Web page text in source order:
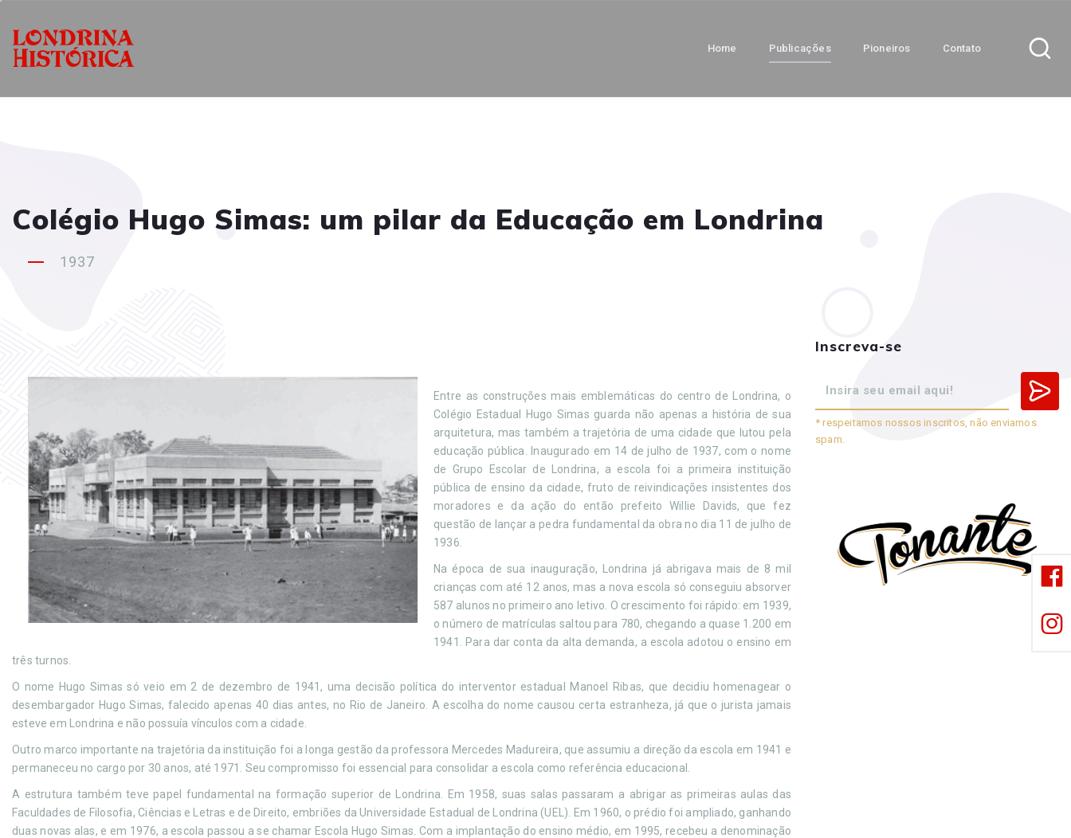
Home Publicações Pioneiros Contato
Colégio Hugo Simas: um pilar da Educação em Londrina
1937
Entre as construções mais emblemáticas do centro de Londrina, o
Colégio Estadual Hugo Simas guarda não apenas a história de sua
arquitetura, mas também a trajetória de uma cidade que lutou pela
educação pública. Inaugurado em 14 de julho de 1937, com o nome
de Grupo Escolar de Londrina, a escola foi a primeira instituição
pública de ensino da cidade, fruto de reivindicações insistentes dos
moradores e da ação do então prefeito Willie Davids, que fez
questão de lançar a pedra fundamental da obra no dia 11 de julho de
1936.
Na época de sua inauguração, Londrina já abrigava mais de 8 mil
crianças com até 12 anos, mas a nova escola só conseguiu absorver
587 alunos no primeiro ano letivo. O crescimento foi rápido: em 1939,
o número de matrículas saltou para 780, chegando a quase 1.200 em
1941. Para dar conta da alta demanda, a escola adotou o ensino em
três turnos.
O nome Hugo Simas só veio em 2 de dezembro de 1941, uma decisão política do interventor estadual Manoel Ribas, que decidiu homenagear o
desembargador Hugo Simas, falecido apenas 40 dias antes, no Rio de Janeiro. A escolha do nome causou certa estranheza, já que o jurista jamais
esteve em Londrina e não possuía vínculos com a cidade.
Outro marco importante na trajetória da instituição foi a longa gestão da professora Mercedes Madureira, que assumiu a direção da escola em 1941 e
permaneceu no cargo por 30 anos, até 1971. Seu compromisso foi essencial para consolidar a escola como referência educacional.
A estrutura também teve papel fundamental na formação superior de Londrina. Em 1958, suas salas passaram a abrigar as primeiras aulas das
Faculdades de Filosofia, Ciências e Letras e de Direito, embriões da Universidade Estadual de Londrina (UEL). Em 1960, o prédio foi ampliado, ganhando
duas novas alas, e em 1976, a escola passou a se chamar Escola Hugo Simas. Com a implantação do ensino médio, em 1995, recebeu a denominação
Inscreva-se
* respeitamos nossos inscritos, não enviamos
spam.